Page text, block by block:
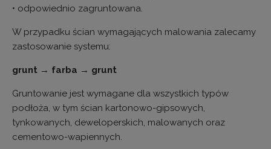
• odpowiednio zagruntowana.
W przypadku ścian wymagających malowania zalecamy
zastosowanie systemu:
grunt → farba → grunt
Gruntowanie jest wymagane dla wszystkich typów
podłoża, w tym ścian kartonowo-gipsowych,
tynkowanych, deweloperskich, malowanych oraz
cementowo-wapiennych.